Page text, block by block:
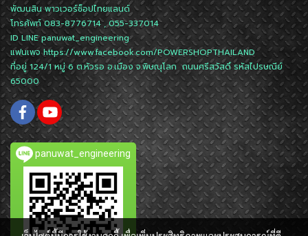
พัฒนสิน พาวเวอร์ช็อปไทยแลนด์
โทรศัพท์ 083-8776714 , 055-337014
ID LINEpanuwat_engineering
แฟนเพจhttps://www.facebook.com/POWERSHOPTHAILAND
ที่อยู่ 124/1 หมู่ 6 ต.หัวรอ อ.เมือง จ.พิษณุโลก ถนนศรีสวัสดิ์ รหัสไปรษณีย์
65000
panuwat_engineering